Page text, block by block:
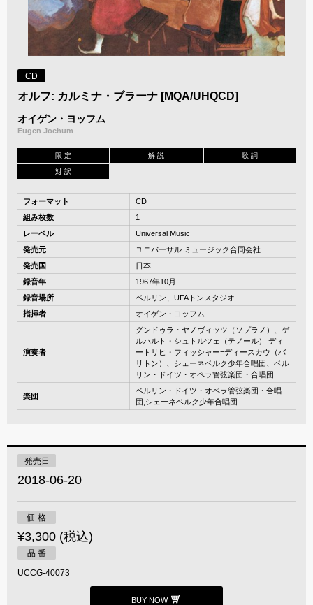
CD
オルフ: カルミナ・ブラーナ [MQA/UHQCD]
オイゲン・ヨッフム
Eugen Jochum
限 定 解 説 歌 詞
対 訳
フォーマット
CD
組み枚数
1
レーベル
Universal Music
発売元
ユニバーサル ミュージック合同会社
発売国
日本
録音年
1967年10月
録音場所
ベルリン、UFAトンスタジオ
指揮者
オイゲン・ヨッフム
演奏者
グンドゥラ・ヤノヴィッツ（ソプラノ）、ゲ
ルハルト・シュトルツェ（テノール） ディ
ートリヒ・フィッシャー=ディースカウ（バ
リトン）、シェーネベルク少年合唱団、ベル
リン・ドイツ・オペラ管弦楽団・合唱団
楽団
ベルリン・ドイツ・オペラ管弦楽団・合唱
団,シェーネベルク少年合唱団
発売日
2018-06-20
価 格
¥3,300 (税込)
品 番
UCCG-40073
BUY NOW